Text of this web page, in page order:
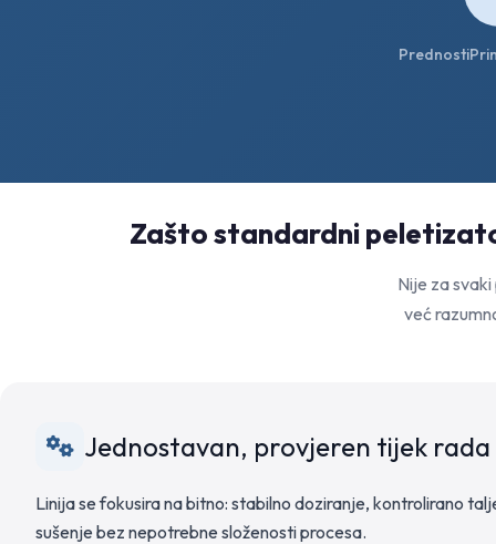
Prednosti
Zašto standardni
Nije za
već
Jednostavan, provjeren tijek
Linija se fokusira na bitno: stabilno doziranje, kontrolirano
sušenje bez nepotrebne složenosti procesa.